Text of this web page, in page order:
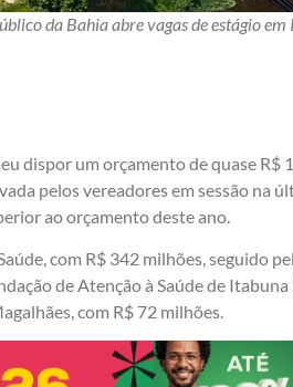
da Bahia abre vagas de estágio em
dispor um orçamento de quase R$
pelos vereadores em sessão na
ao orçamento deste ano.
com R$ 342 milhões, seguido
de Atenção à Saúde de
com R$ 72 milhões.